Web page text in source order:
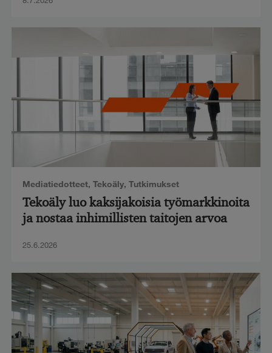
Mediatiedotteet, Tekoäly, Tutkimukset
Tekoäly luo kaksijakoisia työmarkkinoita
ja nostaa inhimillisten taitojen arvoa
25.6.2026